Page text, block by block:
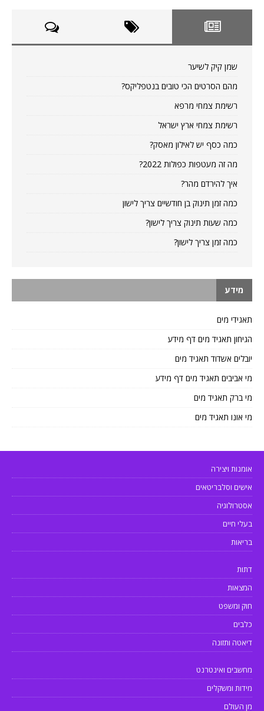
שמן קיק לשיער
מהם הסרטים הכי טובים בנטפליקס?
רשימת צמחי מרפא
רשימת צמחי ארץ ישראל
כמה כסף יש לאילון מאסק?
מה זה מעטפות כפולות 2022?
איך להירדם מהר?
כמה זמן תינוק בן חודשיים צריך לישון
כמה שעות תינוק צריך לישון?
כמה זמן צריך לישון?
מידע
תאגידי מים
הגיחון תאגיד מים דף מידע
יובלים אשדוד תאגיד מים
מי אביבים תאגיד מים דף מידע
מי ברק תאגיד מים
מי אונו תאגיד מים
אומנות ויצירה
אישים וסלבריטאים
אסטרולוגיה
בעלי חיים
בריאות
דתות
המצאות
חוק ומשפט
כלבים
דיאטה ותזונה
מחשבים ואינטרנט
מידות ומשקלים
מן העולם